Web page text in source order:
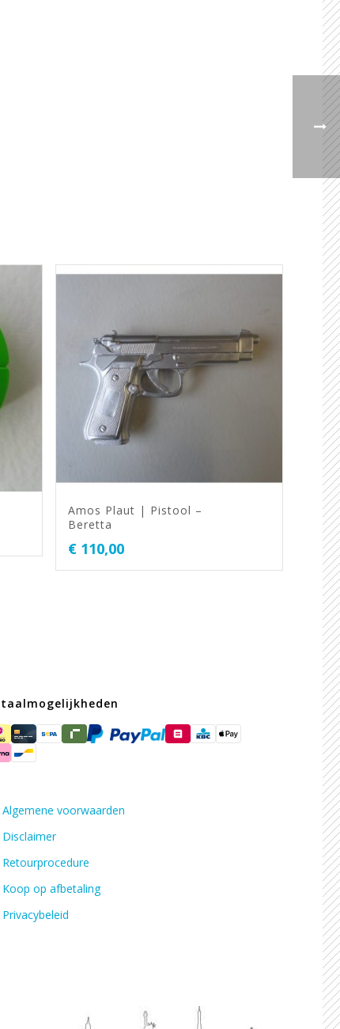
Amos Plaut | Pistool –
Beretta
€ 110,00
Algemene voorwaarden
Disclaimer
Retourprocedure
Koop op afbetaling
Privacybeleid